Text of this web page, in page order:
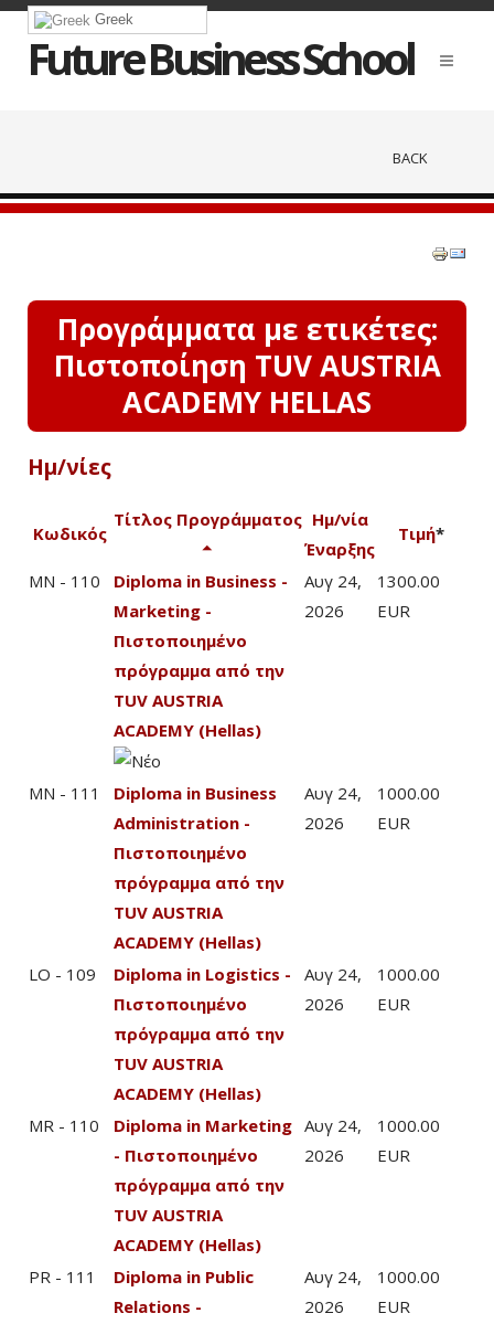
Greek
Future Business School
BACK
Προγράμματα με ετικέτες:
Πιστοποίηση TUV AUSTRIA
ACADEMY HELLAS
Ημ/νίες
Κωδικός
Τίτλος Προγράμματος Ημ/νία
Έναρξης
Τιμή*
MN - 110
Diploma in Business -
Marketing -
Πιστοποιημένο
πρόγραμμα από την
TUV AUSTRIA
ACADEMY (Hellas)
Αυγ 24,
2026
1300.00
EUR
MN - 111
Diploma in Business
Administration -
Πιστοποιημένο
πρόγραμμα από την
TUV AUSTRIA
ACADEMY (Hellas)
Αυγ 24,
2026
1000.00
EUR
LO - 109
Diploma in Logistics -
Πιστοποιημένο
πρόγραμμα από την
TUV AUSTRIA
ACADEMY (Hellas)
Αυγ 24,
2026
1000.00
EUR
MR - 110
Diploma in Marketing
- Πιστοποιημένο
πρόγραμμα από την
TUV AUSTRIA
ACADEMY (Hellas)
Αυγ 24,
2026
1000.00
EUR
PR - 111
Diploma in Public
Relations -
Αυγ 24,
2026
1000.00
EUR